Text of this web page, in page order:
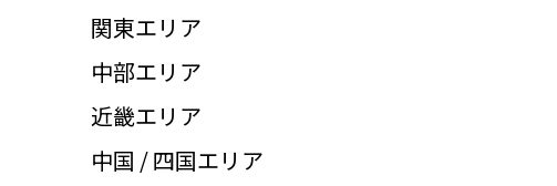
関東エリア
中部エリア
近畿エリア
中国 / 四国エリア